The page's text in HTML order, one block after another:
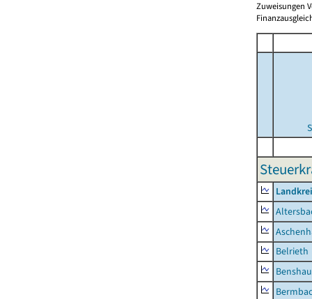
Zuweisungen
Belrieth